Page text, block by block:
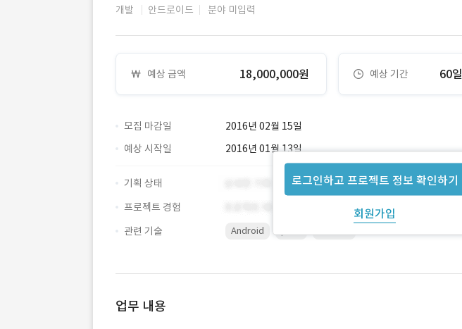
개발 안드로이드 분야 미입력
예상 금액 18,000,000원 예상 기간 60일
모집 마감일 2016년 02월 15일
로그인하고 프로젝트 정보 확인하기
회원가입
예상 시작일 2016년 01월 13일
기획 상태
프로젝트 경험
관련 기술
Android
업무 내용